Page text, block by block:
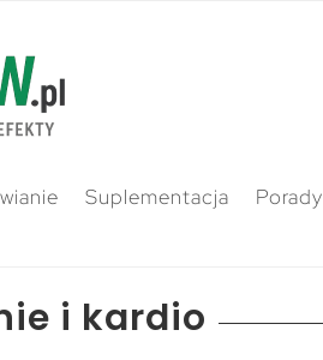
Suplementacja Porady
i kardio